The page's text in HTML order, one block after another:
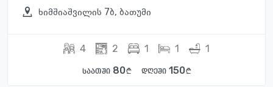
ხიმშიაშვილის 7ბ, ბათუმი
4 2 1 1 1
საათში 80 დღეში 150